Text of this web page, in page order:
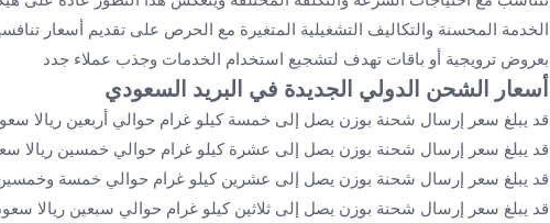
الخدمة المحسنة والتكاليف التشغيلية المتغيرة مع الحرص على تقديم أسعار
بعروض ترويجية أو باقات تهدف لتشجيع استخدام الخدمات وجذب عملاء جدد
أسعار الشحن الدولي الجديدة في البريد السعودي
قد يبلغ سعر إرسال شحنة بوزن يصل إلى خمسة كيلو غرام حوالي أربعين ريالا
قد يبلغ سعر إرسال شحنة بوزن يصل إلى عشرة كيلو غرام حوالي خمسين ريالا
قد يبلغ سعر إرسال شحنة بوزن يصل إلى عشرين كيلو غرام حوالي خمسة وخمسين
قد يبلغ سعر إرسال شحنة بوزن يصل إلى ثلاثين كيلو غرام حوالي سبعين ريالا